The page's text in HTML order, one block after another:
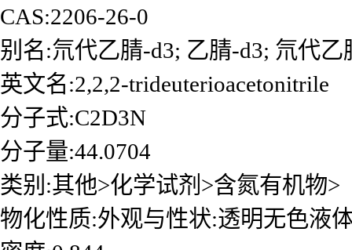
CAS:2206-26-0
别名:氘代乙腈-d3; 乙腈-d3; 氘代乙
英文名:2,2,2-trideuterioacetonitrile
分子式:C2D3N
分子量:44.0704
类别:其他>化学试剂>含氮有机物>
物化性质:外观与性状:透明无色液